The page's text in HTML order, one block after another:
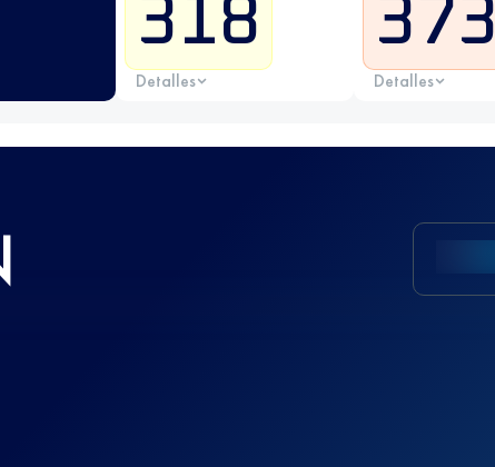
318
Detalles
373
Detalles